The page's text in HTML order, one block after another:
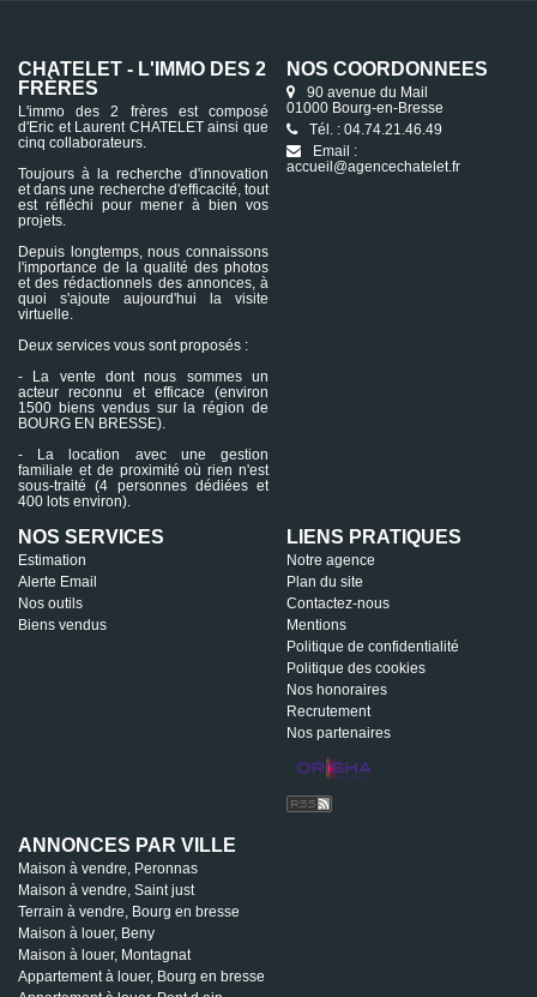
CHATELET - L'IMMO DES 2
FRÈRES
L'immo des 2 frères est composé
d'Eric et Laurent CHATELET ainsi que
cinq collaborateurs.
Toujours à la recherche d'innovation
et dans une recherche d'efficacité, tout
est réfléchi pour mener à bien vos
projets.
Depuis longtemps, nous connaissons
l'importance de la qualité des photos
et des rédactionnels des annonces, à
quoi s'ajoute aujourd'hui la visite
virtuelle.
Deux services vous sont proposés :
- La vente dont nous sommes un
acteur reconnu et efficace (environ
1500 biens vendus sur la région de
BOURG EN BRESSE).
- La location avec une gestion
familiale et de proximité où rien n'est
sous-traité (4 personnes dédiées et
400 lots environ).
NOS COORDONNÉES
90 avenue du Mail
01000 Bourg-en-Bresse
Tél. : 04.74.21.46.49
Email :
accueil@agencechatelet.fr
NOS SERVICES
Estimation
Alerte Email
Nos outils
Biens vendus
LIENS PRATIQUES
Notre agence
Plan du site
Contactez-nous
Mentions
Politique de confidentialité
Politique des cookies
Nos honoraires
Recrutement
Nos partenaires
ANNONCES PAR VILLE
Maison à vendre, Peronnas
Maison à vendre, Saint just
Terrain à vendre, Bourg en bresse
Maison à louer, Beny
Maison à louer, Montagnat
Appartement à louer, Bourg en bresse